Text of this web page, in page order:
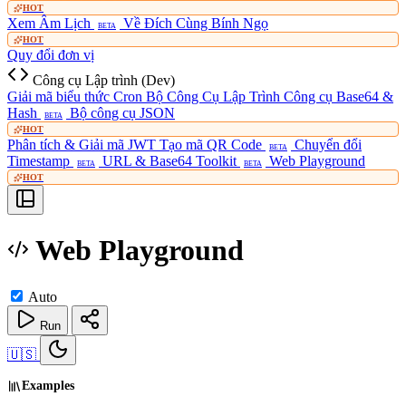
HOT
Xem Âm Lịch BETA Về Đích Cùng Bính Ngọ
HOT
Quy đổi đơn vị
Công cụ Lập trình (Dev)
Giải mã biểu thức Cron Bộ Công Cụ Lập Trình Công cụ Base64 &
Hash
BETA Bộ công cụ JSON
HOT
Phân tích & Giải mã JWT Tạo mã QR Code BETA
Chuyển đổi
Timestamp
BETA URL & Base64 Toolkit BETA Web Playground
HOT
Web Playground
Auto
Run
🇺🇸
Examples